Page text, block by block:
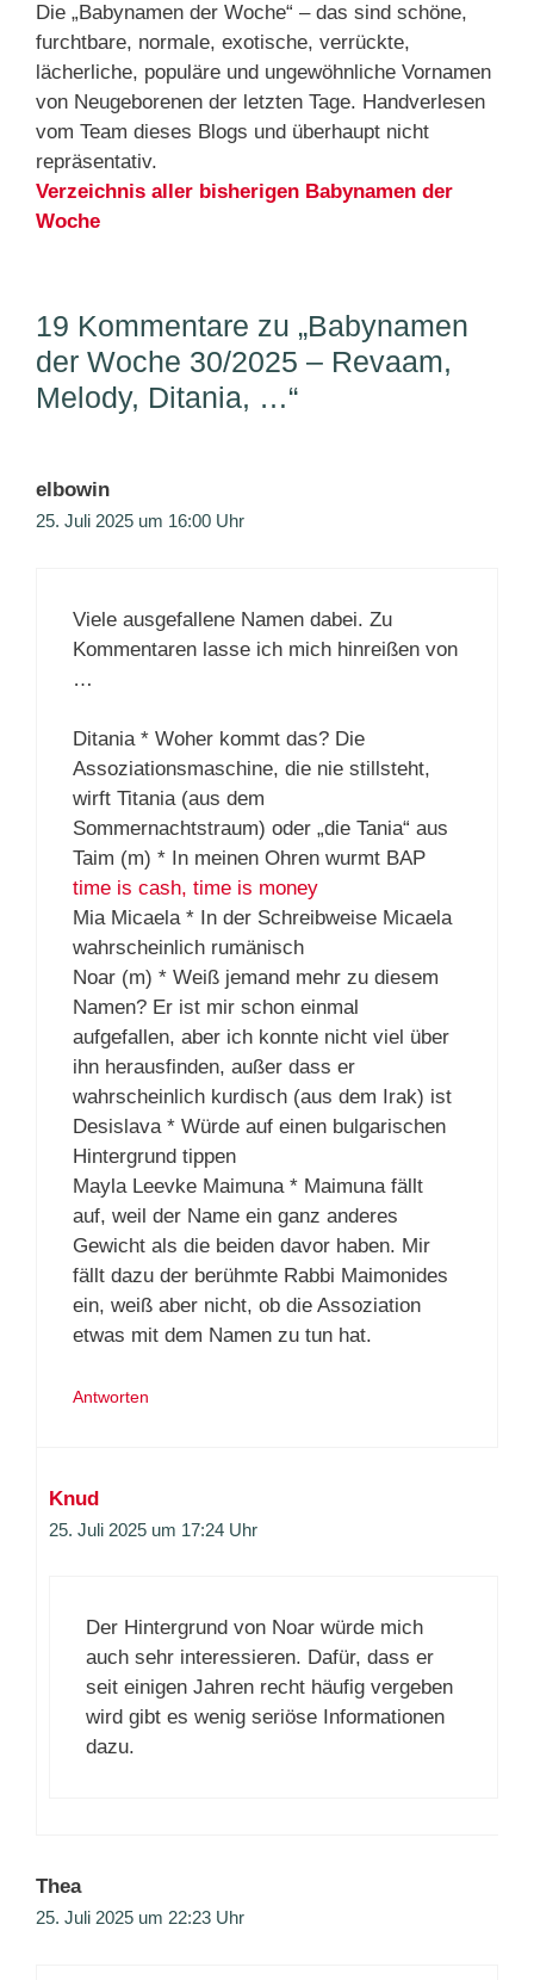
Die „Babynamen der Woche“ – das sind schöne,
furchtbare, normale, exotische, verrückte,
lächerliche, populäre und ungewöhnliche Vornamen
von Neugeborenen der letzten Tage. Handverlesen
vom Team dieses Blogs und überhaupt nicht
repräsentativ.
Verzeichnis aller bisherigen Babynamen der
Woche
19 Kommentare zu „Babynamen
der Woche 30/2025 – Revaam,
Melody, Ditania, …“
elbowin
25. Juli 2025 um 16:00 Uhr
Viele ausgefallene Namen dabei. Zu
Kommentaren lasse ich mich hinreißen von
…
Ditania * Woher kommt das? Die
Assoziationsmaschine, die nie stillsteht,
wirft Titania (aus dem
Sommernachtstraum) oder „die Tania“ aus
Taim (m) * In meinen Ohren wurmt BAP
time is cash, time is money
Mia Micaela * In der Schreibweise Micaela
wahrscheinlich rumänisch
Noar (m) * Weiß jemand mehr zu diesem
Namen? Er ist mir schon einmal
aufgefallen, aber ich konnte nicht viel über
ihn herausfinden, außer dass er
wahrscheinlich kurdisch (aus dem Irak) ist
Desislava * Würde auf einen bulgarischen
Hintergrund tippen
Mayla Leevke Maimuna * Maimuna fällt
auf, weil der Name ein ganz anderes
Gewicht als die beiden davor haben. Mir
fällt dazu der berühmte Rabbi Maimonides
ein, weiß aber nicht, ob die Assoziation
etwas mit dem Namen zu tun hat.
Antworten
Knud
25. Juli 2025 um 17:24 Uhr
Der Hintergrund von Noar würde mich
auch sehr interessieren. Dafür, dass er
seit einigen Jahren recht häufig vergeben
wird gibt es wenig seriöse Informationen
dazu.
Thea
25. Juli 2025 um 22:23 Uhr